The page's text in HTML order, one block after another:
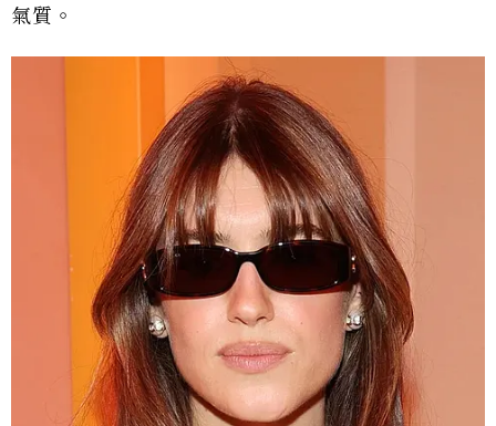
氣質。